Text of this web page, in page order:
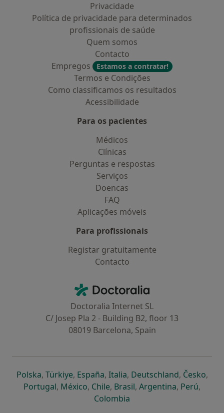
Privacidade
Política de privacidade para determinados
profissionais de saúde
Quem somos
Contacto
Empregos
Estamos a contratar!
Termos e Condições
Como classificamos os resultados
Acessibilidade
Para os pacientes
Médicos
Clínicas
Perguntas e respostas
Serviços
Doencas
FAQ
Aplicações móveis
Para profissionais
Registar gratuitamente
Contacto
Doctoralia - Homepage
Doctoralia Internet SL
C/ Josep Pla 2 - Building B2, floor 13
08019 Barcelona, Spain
Polskaabre num novo separador
, Türkiyeabre num novo separador
, Españaabre num novo separador
, Italiaabre num novo
, Deutschlandabre num
, Česko,
Portugalabre num novo separador
, Méxicoabre num novo separador
, Chileabre num novo separador
, Brasilabre num novo
, Argentinaabre num
, Perúabre
,
Colombia